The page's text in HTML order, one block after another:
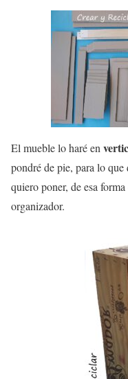
El mueble lo haré en
pondré de pie, para lo
quiero poner, de esa
organizador.